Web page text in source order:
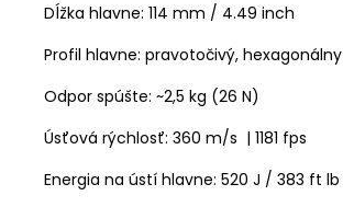
Dĺžka hlavne: 114 mm / 4.49 inch
Profil hlavne: pravotočivý, hexagonálny
Odpor spúšte: ~2,5 kg (26 N)
Úsťová rýchlosť: 360 m/s | 1181 fps
Energia na ústí hlavne: 520 J / 383 ft lb